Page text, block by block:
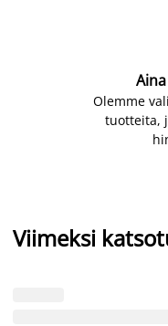
Olemme
tuotteita,
Viimeksi